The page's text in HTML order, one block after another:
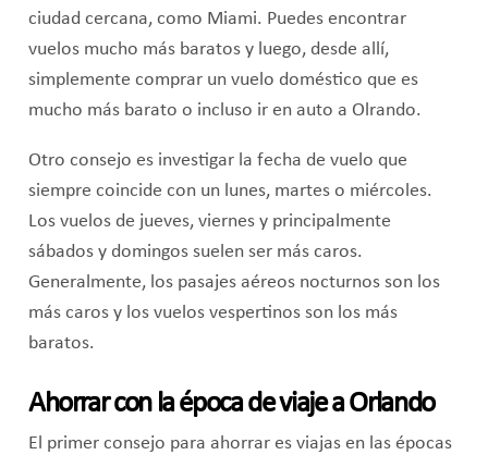
ciudad cercana, como Miami. Puedes encontrar
vuelos mucho más baratos y luego, desde allí,
simplemente comprar un vuelo doméstico que es
mucho más barato o incluso ir en auto a Olrando.
Otro consejo es investigar la fecha de vuelo que
siempre coincide con un lunes, martes o miércoles.
Los vuelos de jueves, viernes y principalmente
sábados y domingos suelen ser más caros.
Generalmente, los pasajes aéreos nocturnos son los
más caros y los vuelos vespertinos son los más
baratos.
Ahorrar con la época de viaje a Orlando
El primer consejo para ahorrar es viajas en las épocas